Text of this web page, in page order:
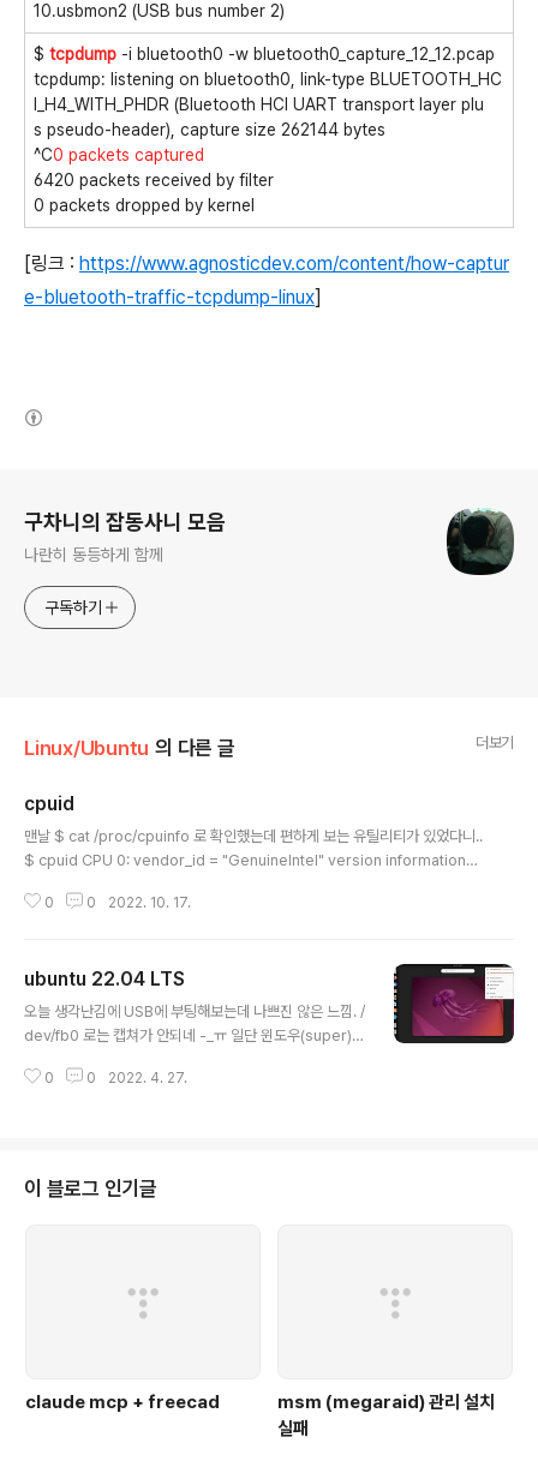
10.usbmon2 (USB bus number 2)
$ tcpdump -i bluetooth0 -w bluetooth0_capture_12_12.pcap
tcpdump: listening on bluetooth0, link-type BLUETOOTH_HC
I_H4_WITH_PHDR (Bluetooth HCI UART transport layer plu
s pseudo-header), capture size 262144 bytes
^C0 packets captured
6420 packets received by filter
0 packets dropped by kernel
[링크 : https://www.agnosticdev.com/content/how-captur
e-bluetooth-traffic-tcpdump-linux]
구차니의 잡동사니 모음
나란히 동등하게 함께
구독하기
Linux/Ubuntu 의 다른 글 더보기
cpuid
맨날 $ cat /proc/cpuinfo 로 확인했는데 편하게 보는 유틸리티가 있었다니..
$ cpuid CPU 0: vendor_id = "GenuineIntel" version information
ntium Pro/II/III/Celeron/Core/Core 2/Atom, AMD Athlon/Duron, Cy
el m3-7Y00 / i5-7Y00 / i7-7..
0 0 2022. 10. 17.
ubuntu 22.04 LTS
오늘 생각난김에 USB에 부팅해보는데 나쁘진 않은 느낌. /
dev/fb0 로는 캡쳐가 안되네 -_ㅠ 일단 윈도우(super)
t-tab 기본 값도 앱전환에서 프로그램 전환으로 그룹으로
더 동글동글 해진 느낌? 22.04의 모서리 둥글기 18.04의
모서리 둥글기
0 0 2022. 4. 27.
이 블로그 인기글
claude mcp + freecad
msm (megaraid) 관리 설치
실패